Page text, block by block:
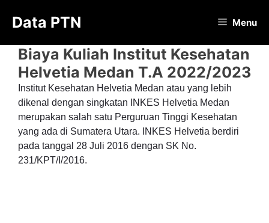
Data PTN Menu
Biaya Kuliah Institut Kesehatan
Helvetia Medan T.A 2022/2023
Institut Kesehatan Helvetia Medan atau yang lebih
dikenal dengan singkatan INKES Helvetia Medan
merupakan salah satu Perguruan Tinggi Kesehatan
yang ada di Sumatera Utara. INKES Helvetia berdiri
pada tanggal 28 Juli 2016 dengan SK No.
231/KPT/I/2016.